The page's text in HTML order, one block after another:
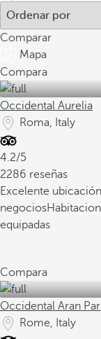
Comparar
Mapa
Compara
Occidental Aurelia
Roma, Italy
4.2/5
2286 reseñas
Excelente ubicación
negocios
equipadas
Compara
Occidental Aran
Rome, Italy